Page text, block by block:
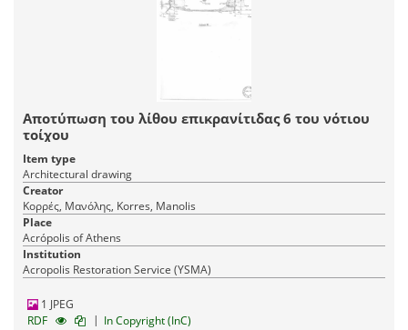
Αποτύπωση του λίθου επικρανίτιδας 6 του νότιου
τοίχου
Item type
Architectural drawing
Creator
Κορρές, Μανόλης, Korres, Manolis
Place
Acrópolis of Athens
Institution
Acropolis Restoration Service (YSMA)
1 JPEG
RDF
| In Copyright (InC)